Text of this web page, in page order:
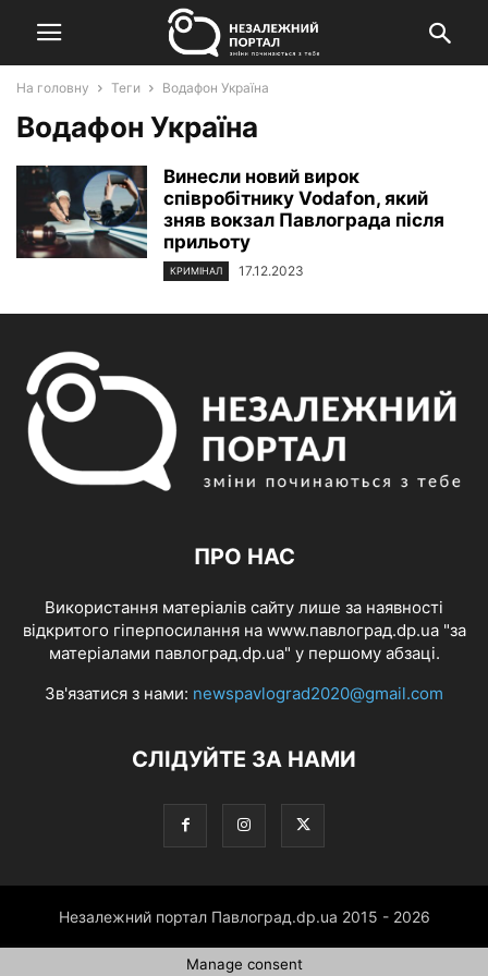
На головну Теги Водафон Україна
Водафон Україна
Винесли новий вирок
співробітнику Vodafon, який
зняв вокзал Павлограда після
прильоту
КРИМІНАЛ 17.12.2023
ПРО НАС
Використання матеріалів сайту лише за наявності
відкритого гіперпосилання на www.павлоград.dp.ua "за
матеріалами павлоград.dp.ua" у першому абзаці.
Зв'язатися з нами: newspavlograd2020@gmail.com
СЛІДУЙТЕ ЗА НАМИ
Незалежний портал Павлоград.dp.ua 2015 - 2026
Manage consent